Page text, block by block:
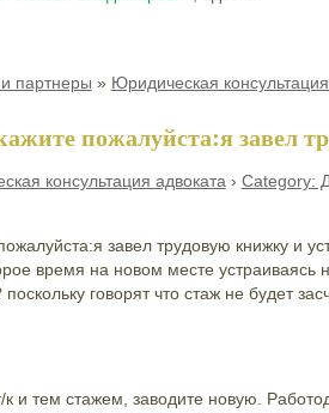
партнеры » Юридическая
пожалуйста:я завел
консультация адвоката › Category:
завел трудовую книжку и
время на новом месте устраиваясь
говорят что стаж не будет
и тем стажем, заводите новую.